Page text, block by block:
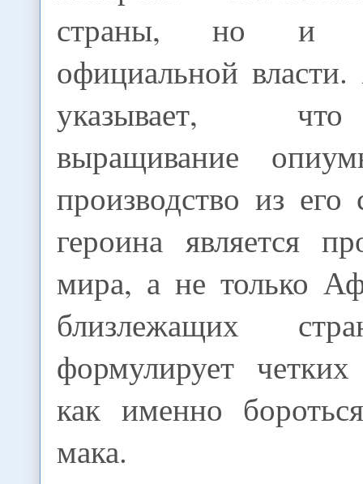
страны, но и
официальной
указывает,
выращивание
производство из
героина является
мира, а не только
близлежащих
формулирует
как именно
мака.